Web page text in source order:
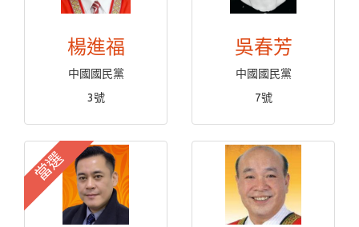
楊進福
中國國民黨
3號
吳春芳
中國國民黨
7號
當選